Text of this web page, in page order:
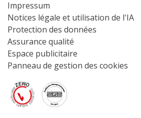
Impressum
Notices légale et utilisation de l'IA
Protection des données
Assurance qualité
Espace publicitaire
Panneau de gestion des cookies